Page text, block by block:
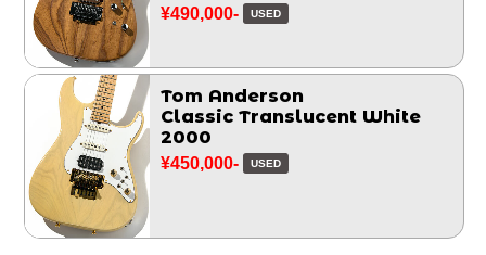
¥490,000- USED
Tom Anderson
Classic Translucent White
2000
¥450,000- USED